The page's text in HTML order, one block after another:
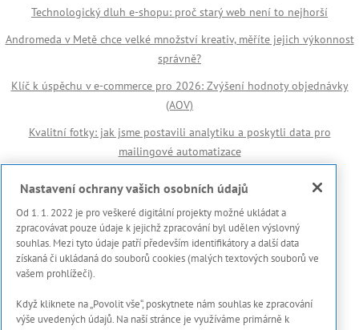
Technologický dluh e-shopu: proč starý web není to nejhorší
Andromeda v Metě chce velké množství kreativ, měříte jejich výkonnost
správně?
Klíč k úspěchu v e-commerce pro 2026: Zvýšení hodnoty objednávky
(AOV)
Kvalitní fotky: jak jsme postavili analytiku a poskytli data pro
mailingové automatizace
Důležité odkazy
🏆 Reference
Prohlášení s použití cookies
Zásady ochrany osobních dat a dalších zpracovávaných údajů
Marketing Meter
Nastavení ochrany vašich osobních údajů
Od 1. 1. 2022 je pro veškeré digitální projekty možné ukládat a
zpracovávat pouze údaje k jejichž zpracování byl udělen výslovný
souhlas. Mezi tyto údaje patří především identifikátory a další data
získaná či ukládaná do souborů cookies (malých textových souborů ve
vašem prohlížeči).
Když kliknete na „Povolit vše“, poskytnete nám souhlas ke zpracování
výše uvedených údajů. Na naší stránce je využíváme primárně k